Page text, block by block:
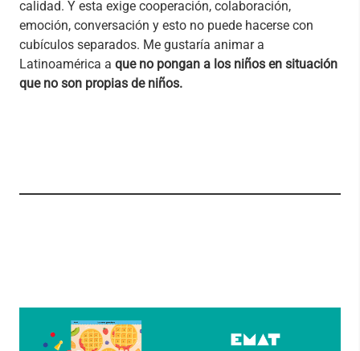
calidad. Y esta exige cooperación, colaboración,
emoción, conversación y esto no puede hacerse con
cubículos separados. Me gustaría animar a
Latinoamérica a que no pongan a los niños en situación
que no son propias de niños.